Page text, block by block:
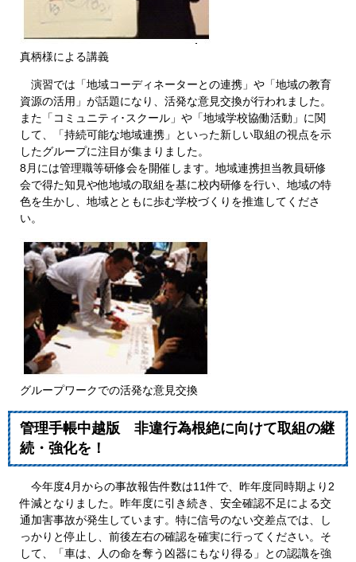
真柄様による講義
演習では「地域コーディネーターとの連携」や「地域の教育
資源の活用」が話題になり、活発な意見交換が行われました。
また「コミュニティ･スクール」や「地域学校協働活動」に関
して、「持続可能な地域連携」といった新しい取組の視点を示
したグループに注目が集まりました。
8月には管理職等研修会を開催します。地域連携担当教員研修
会で得た知見や他地域の取組を基に校内研修を行い、地域の特
色を生かし、地域とともに歩む学校づくりを推進してくださ
い。
グループワークでの活発な意見交換
管理手帳中越版 非違行為根絶に向けて取組の継
続・強化を！
今年度4月からの事故報告件数は11件で、昨年度同時期より2
件減となりました。昨年度に引き続き、安全確認不足による交
通加害事故が発生しています。特に信号のない交差点では、し
っかりと停止し、前後左右の確認を確実に行ってください。そ
して、「車は、人の命を奪う凶器にもなり得る」との認識を強